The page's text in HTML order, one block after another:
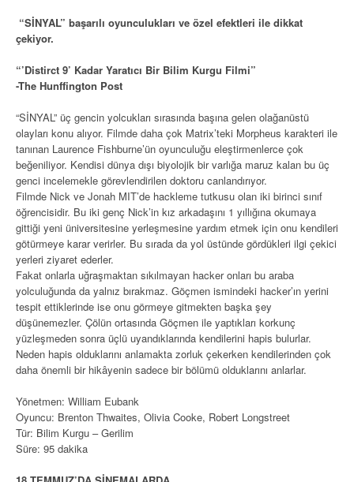
“SİNYAL” başarılı oyunculukları ve özel efektleri ile dikkat
çekiyor.
“’Distirct 9’ Kadar Yaratıcı Bir Bilim Kurgu Filmi”
-The Hunffington Post
“SİNYAL” üç gencin yolcukları sırasında başına gelen olağanüstü
olayları konu alıyor. Filmde daha çok Matrix’teki Morpheus karakteri ile
tanınan Laurence Fishburne’ün oyunculuğu eleştirmenlerce çok
beğeniliyor. Kendisi dünya dışı biyolojik bir varlığa maruz kalan bu üç
genci incelemekle görevlendirilen doktoru canlandırıyor.
Filmde Nick ve Jonah MIT’de hackleme tutkusu olan iki birinci sınıf
öğrencisidir. Bu iki genç Nick’in kız arkadaşını 1 yıllığına okumaya
gittiği yeni üniversitesine yerleşmesine yardım etmek için onu kendileri
götürmeye karar verirler. Bu sırada da yol üstünde gördükleri ilgi çekici
yerleri ziyaret ederler.
Fakat onlarla uğraşmaktan sıkılmayan hacker onları bu araba
yolculuğunda da yalnız bırakmaz. Göçmen ismindeki hacker’ın yerini
tespit ettiklerinde ise onu görmeye gitmekten başka şey
düşünemezler. Çölün ortasında Göçmen ile yaptıkları korkunç
yüzleşmeden sonra üçlü uyandıklarında kendilerini hapis bulurlar.
Neden hapis olduklarını anlamakta zorluk çekerken kendilerinden çok
daha önemli bir hikâyenin sadece bir bölümü olduklarını anlarlar.
Yönetmen: William Eubank
Oyuncu: Brenton Thwaites, Olivia Cooke, Robert Longstreet
Tür: Bilim Kurgu – Gerilim
Süre: 95 dakika